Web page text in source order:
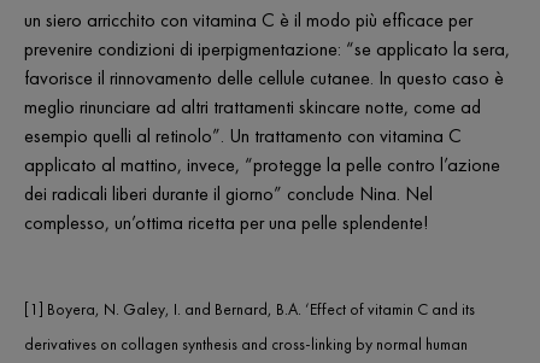
un siero arricchito con vitamina C è il modo più efficace per
prevenire condizioni di iperpigmentazione: “se applicato la sera,
favorisce il rinnovamento delle cellule cutanee. In questo caso è
meglio rinunciare ad altri trattamenti skincare notte, come ad
esempio quelli al retinolo”. Un trattamento con vitamina C
applicato al mattino, invece, “protegge la pelle contro l’azione
dei radicali liberi durante il giorno” conclude Nina. Nel
complesso, un’ottima ricetta per una pelle splendente!
[1] Boyera, N. Galey, I. and Bernard, B.A. ‘Effect of vitamin C and its
derivatives on collagen synthesis and cross-linking by normal human